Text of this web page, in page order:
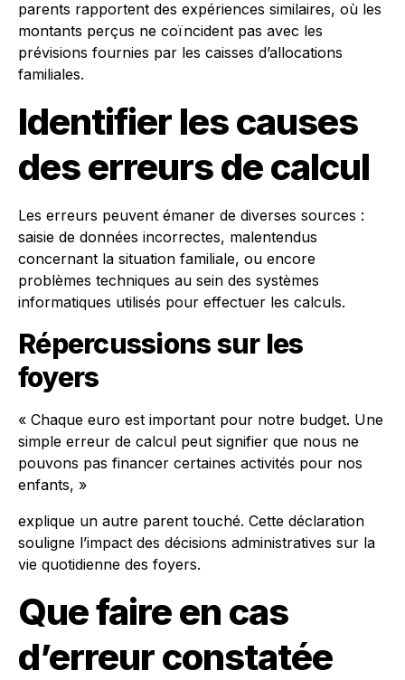
parents rapportent des expériences similaires, où les
montants perçus ne coïncident pas avec les
prévisions fournies par les caisses d’allocations
familiales.
Identifier les causes
des erreurs de calcul
Les erreurs peuvent émaner de diverses sources :
saisie de données incorrectes, malentendus
concernant la situation familiale, ou encore
problèmes techniques au sein des systèmes
informatiques utilisés pour effectuer les calculs.
Répercussions sur les
foyers
« Chaque euro est important pour notre budget. Une
simple erreur de calcul peut signifier que nous ne
pouvons pas financer certaines activités pour nos
enfants, »
explique un autre parent touché. Cette déclaration
souligne l’impact des décisions administratives sur la
vie quotidienne des foyers.
Que faire en cas
d’erreur constatée